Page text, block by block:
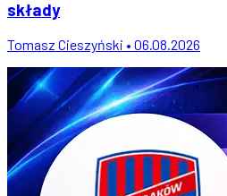
składy
Tomasz Cieszyński • 06.08.2026